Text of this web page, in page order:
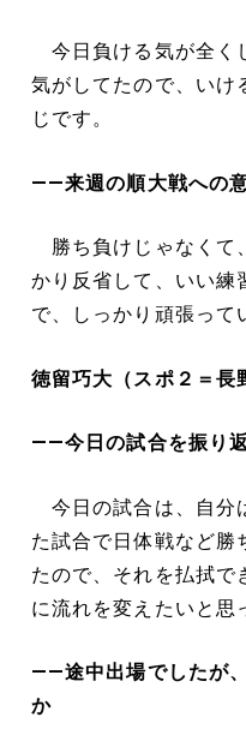
今日負ける気が全く
気がしてたので、いけ
じです。
――来週の順大戦への
勝ち負けじゃなくて
かり反省して、いい練
で、しっかり頑張って
徳留巧大（スポ２＝長
――今日の試合を振り
今日の試合は、自分
た試合で日体戦など勝
たので、それを払拭で
に流れを変えたいと思
――途中出場でしたが
か